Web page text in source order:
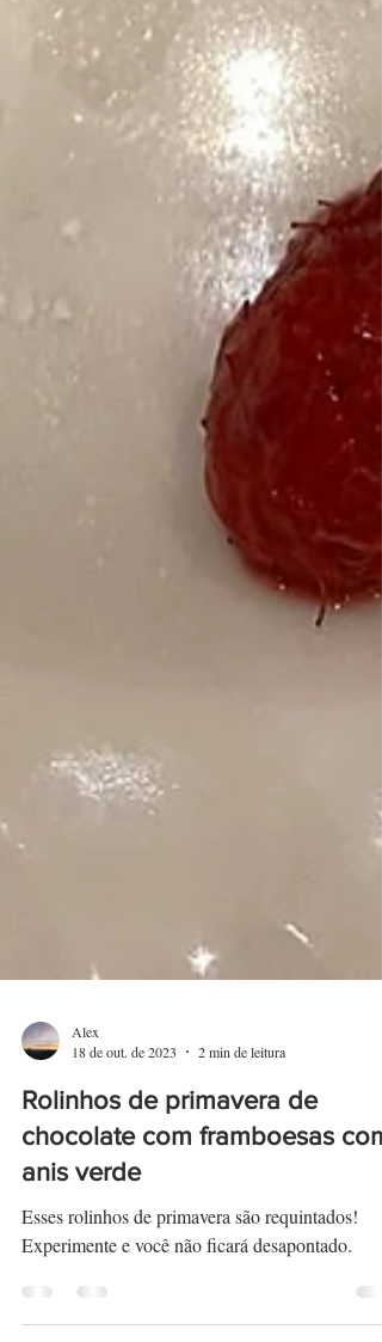
18 de out. de 2023
2 min de leitura
Rolinhos de primavera de
chocolate com framboesas com
anis verde
Esses rolinhos de primavera são requintados!
Experimente e você não ficará desapontado.